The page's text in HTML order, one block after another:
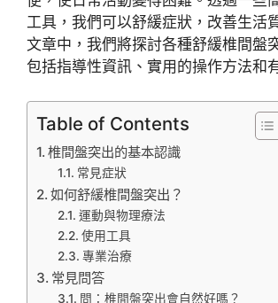
工具，我們可以舒緩症狀，改善生活
文章中，我們將探討各種舒緩椎間盤
包括指導性資訊、實用的操作方法和
Table of Contents
椎間盤突出的基本認識
常見症狀
如何舒緩椎間盤突出？
運動與物理療法
使用工具
專業治療
常見問答
問：椎間盤突出會自然好嗎？